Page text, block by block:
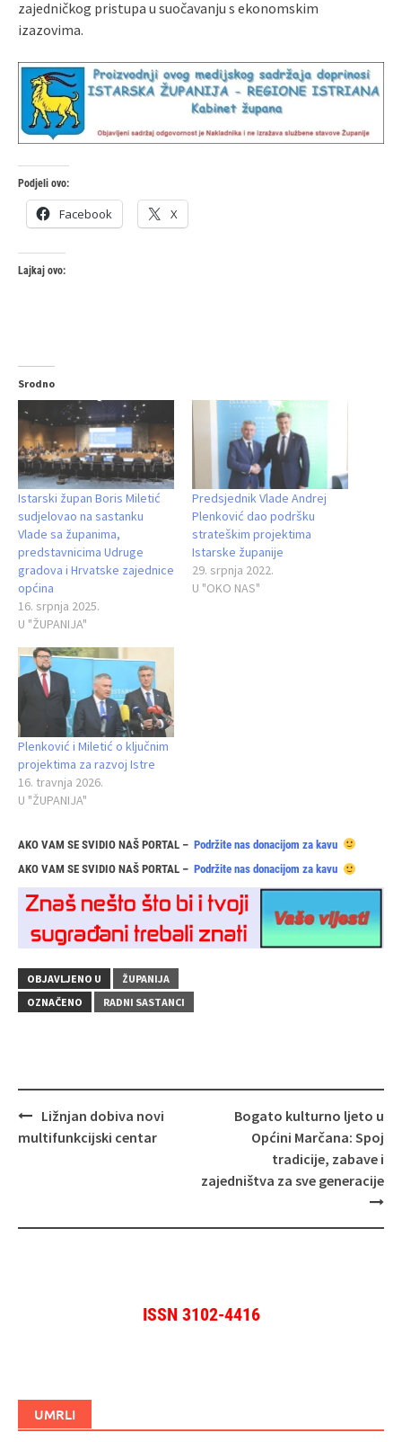
zajedničkog pristupa u suočavanju s ekonomskim
izazovima.
Podjeli ovo:
Facebook X
Lajkaj ovo:
Srodno
Istarski župan Boris Miletić
sudjelovao na sastanku
Vlade sa županima,
predstavnicima Udruge
gradova i Hrvatske zajednice
općina
16. srpnja 2025.
U "ŽUPANIJA"
Predsjednik Vlade Andrej
Plenković dao podršku
strateškim projektima
Istarske županije
29. srpnja 2022.
U "OKO NAS"
Plenković i Miletić o ključnim
projektima za razvoj Istre
16. travnja 2026.
U "ŽUPANIJA"
AKO VAM SE SVIDIO NAŠ PORTAL – Podržite nas donacijom za kavu
AKO VAM SE SVIDIO NAŠ PORTAL – Podržite nas donacijom za kavu
OBJAVLJENO U
ŽUPANIJA
OZNAČENO
RADNI SASTANCI
Navigacija
objava
Ližnjan dobiva novi
multifunkcijski centar
Bogato kulturno ljeto u
Općini Marčana: Spoj
tradicije, zabave i
zajedništva za sve generacije
ISSN 3102-4416
UMRLI